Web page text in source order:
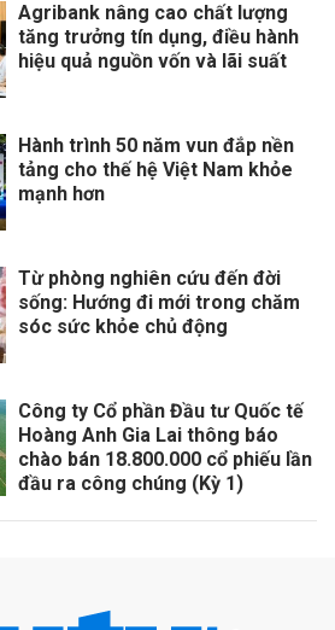
Agribank nâng cao chất lượng
tăng trưởng tín dụng, điều hành
hiệu quả nguồn vốn và lãi suất
Hành trình 50 năm vun đắp nền
tảng cho thế hệ Việt Nam khỏe
mạnh hơn
Từ phòng nghiên cứu đến đời
sống: Hướng đi mới trong chăm
sóc sức khỏe chủ động
Công ty Cổ phần Đầu tư Quốc tế
Hoàng Anh Gia Lai thông báo
chào bán 18.800.000 cổ phiếu lần
đầu ra công chúng (Kỳ 1)